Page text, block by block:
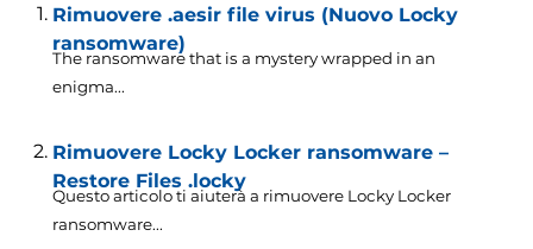
Rimuovere .aesir file virus (Nuovo Locky
ransomware)
The ransomware that is a mystery wrapped in an
enigma...
Rimuovere Locky Locker ransomware –
Restore Files .locky
Questo articolo ti aiuterà a rimuovere Locky Locker
ransomware...